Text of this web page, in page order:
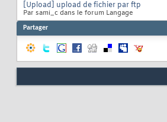
[Upload] upload de fichier par ftp
Par sami_c dans le forum Langage
Partager